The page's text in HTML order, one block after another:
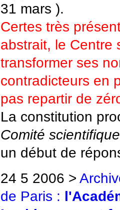
31 mars ).
Certes très
abstrait, le Centre
transformer ses
contradicteurs en
pas repartir de
La constitution
Comité scientifique
un début de
24 5 2006 >
de Paris :